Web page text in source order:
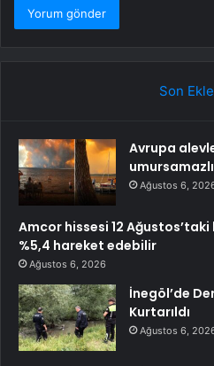
Son
Avrupa
Ağustos 6,
Amcor hissesi 12
%5,4 hareket edebilir
Ağustos 6, 2026
İnegöl’de
Kurtarıldı
Ağustos 6,